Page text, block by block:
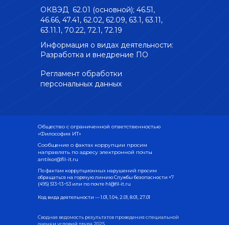
Информация о видах деятельности:
Разработка и внедрение ПО
ОКВЭД 62.01 (основной); 46.51,
46.66, 47.41, 62.02, 62.09, 63.1, 63.11,
63.11.1, 70.22, 72.1, 72.19
Регламент обработки
персональных данных
Общество с ограниченной ответственностью
«Философия ИТ»
Сводная ведомость результатов проведения специальной
оценки условий труда 2025
Сообщения о фактах коррупции просим
направлять по адресу электронной почты
antikor@fil-it.ru
По фактам коррупционных нарушений просим
обращаться на горячую линию Службы безопасности +7
(495) 513−13−53 или по почте hl@fil-it.ru
Код вида деятельности — 1.01, 1.04, 2.01, 8.01, 27.01